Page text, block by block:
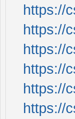
https://
https://
https://
https://
https://
https://